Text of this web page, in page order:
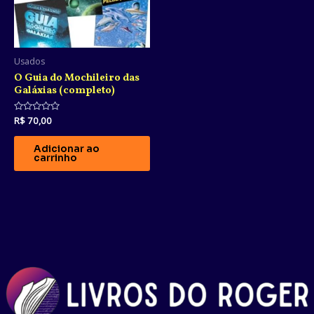
Usados
O Guia do Mochileiro das
Galáxias (completo)
Avaliação
de
R$70,00
Adicionar ao
carrinho